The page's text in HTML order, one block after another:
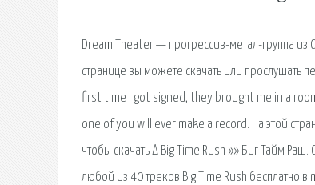
Dream Theater — прогрессив-метал-группа из
странице вы можете скачать или прослушать
first time I got signed, they brought me in a
one of you will ever make a record. На этой
чтобы скачать Δ Big Time Rush »» Биг Тайм
любой из 40 треков Big Time Rush бесплатно